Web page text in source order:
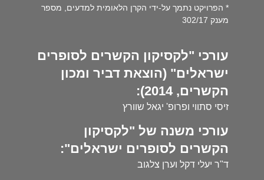
* הפרויקט נתמך על-ידי הקרן הלאומית למדעים, מספר
מענק 302/17
עורכי "לקסיקון הקשרים לסופרים
ישראלים" (הוצאת דביר ומכון
הקשרים, 2014):
זיסי סתווי ופרופ' יגאל שוורץ
עורכי משנה של "לקסיקון
הקשרים לסופרים ישראלים":
ד"ר יעלי דקל וערן צלגוב